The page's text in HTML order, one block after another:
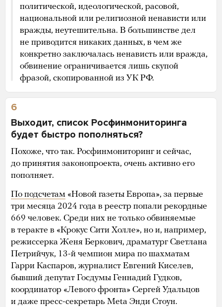
политической, идеологической, расовой,
национальной или религиозной ненависти или
вражды, неутешительна. В большинстве дел
не приводится никаких данных, в чем же
конкретно заключалась ненависть или вражда,
обвинение ограничивается лишь скупой
фразой, скопированной из УК РФ.
6
Выходит, список Росфинмониторинга
будет быстро пополняться?
Похоже, что так. Росфинмониторинг и сейчас,
до принятия законопроекта, очень активно его
пополняет.
По подсчетам «Новой газеты Европа», за первые
три месяца 2024 года в реестр попали рекордные
669 человек. Среди них не только обвиняемые
в теракте в «Крокус Сити Холле», но и, например,
режиссерка Женя Беркович, драматург Светлана
Петрийчук, 13-й чемпион мира по шахматам
Гарри Каспаров, журналист Евгений Киселев,
бывший депутат Госдумы Геннадий Гудков,
координатор «Левого фронта» Сергей Удальцов
и даже пресс-секретарь Meta Энди Стоун.